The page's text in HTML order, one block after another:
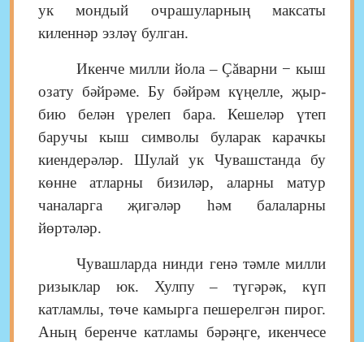
ук мондый очрашуларның максаты
киленнәр эзләү булган.
Икенче милли йола – Çăварни − кыш
озату бәйрәме. Бу бәйрәм күңелле, җыр-
бию белән үрелеп бара. Кешеләр үтеп
баручы кыш символы буларак карачкы
киендерәләр. Шулай ук Чувашстанда бу
көнне атларны бизиләр, аларны матур
чаналарга җигәләр һәм балаларны
йөртәләр.
Чувашларда нинди генә тәмле милли
ризыклар юк. Хулпу – түгәрәк, күп
катламлы, төче камырга пешерелгән пирог.
Аның беренче катламы бәрәңге, икенчесе